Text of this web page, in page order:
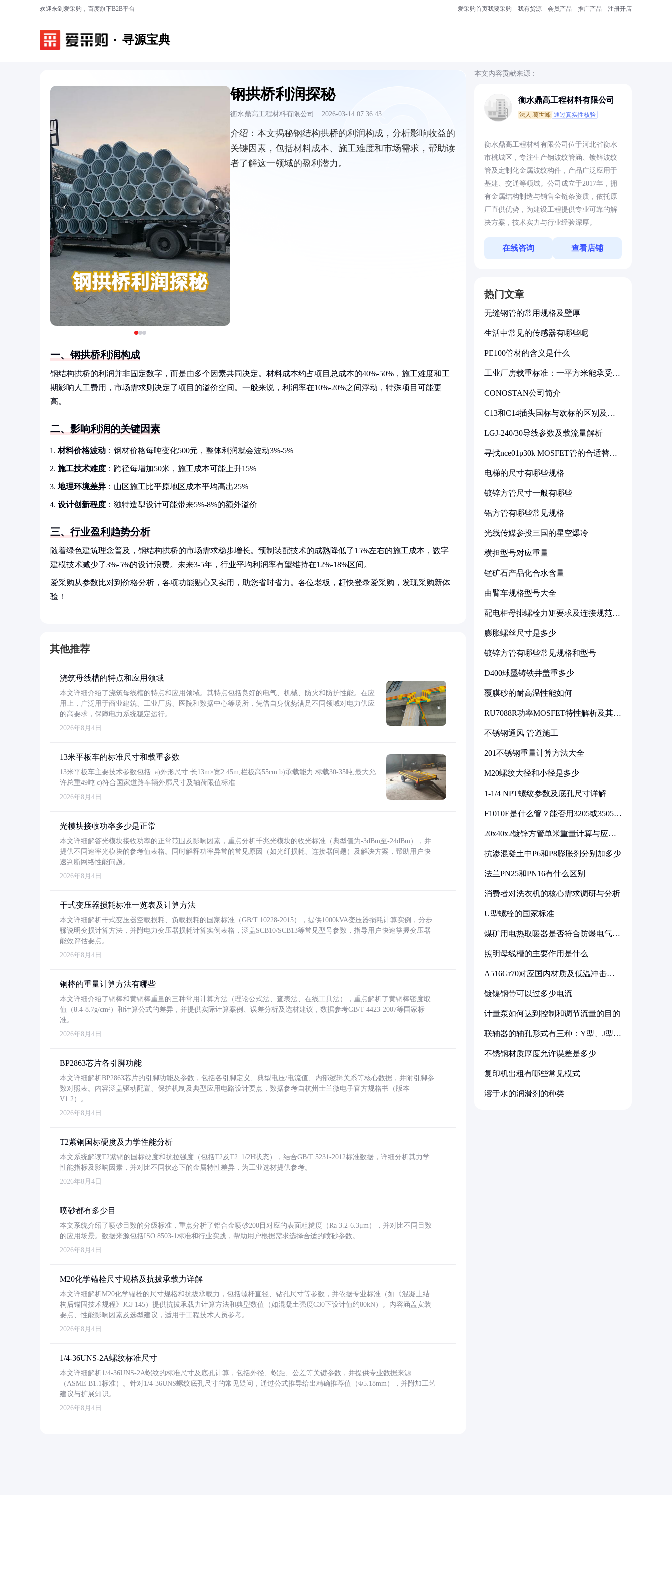
欢迎来到爱采购，百度旗下B2B平台 爱采购首页我要采购 我有货源 会员产品 推广产品 注册开店
寻源宝典
‹ ›
钢拱桥利润探秘
衡水鼎高工程材料有限公司 · 2026-03-14 07:36:43
介绍： 本文揭秘钢结构拱桥的利润构成，分析影响收益的
关键因素，包括材料成本、施工难度和市场需求，帮助读
者了解这一领域的盈利潜力。
一、钢拱桥利润构成
钢结构拱桥的利润并非固定数字，而是由多个因素共同决定。材料成本约占项目总成本的40%-50%，施工难度和工
期影响人工费用，市场需求则决定了项目的溢价空间。一般来说，利润率在10%-20%之间浮动，特殊项目可能更
高。
二、影响利润的关键因素
材料价格波动 ：钢材价格每吨变化500元，整体利润就会波动3%-5%
施工技术难度 ：跨径每增加50米，施工成本可能上升15%
地理环境差异 ：山区施工比平原地区成本平均高出25%
设计创新程度 ：独特造型设计可能带来5%-8%的额外溢价
三、行业盈利趋势分析
随着绿色建筑理念普及，钢结构拱桥的市场需求稳步增长。预制装配技术的成熟降低了15%左右的施工成本，数字
建模技术减少了3%-5%的设计浪费。未来3-5年，行业平均利润率有望维持在12%-18%区间。
爱采购从参数比对到价格分析，各项功能贴心又实用，助您省时省力。各位老板，赶快登录爱采购，发现采购新体
验！
其他推荐
浇筑母线槽的特点和应用领域
本文详细介绍了浇筑母线槽的特点和应用领域。其特点包括良好的电气、机械、防火和防护性能。在应
用上，广泛用于商业建筑、工业厂房、医院和数据中心等场所，凭借自身优势满足不同领域对电力供应
的高要求，保障电力系统稳定运行。
2026年8月4日
13米平板车的标准尺寸和载重参数
13米平板车主要技术参数包括: a)外形尺寸:长13m×宽2.45m,栏板高55cm b)承载能力:标载30-35吨,最大允
许总重49吨 c)符合国家道路车辆外廓尺寸及轴荷限值标准
2026年8月4日
光模块接收功率多少是正常
本文详细解答光模块接收功率的正常范围及影响因素，重点分析千兆光模块的收光标准（典型值为-3dBm至-24dBm），并
提供不同速率光模块的参考值表格。同时解释功率异常的常见原因（如光纤损耗、连接器问题）及解决方案，帮助用户快
速判断网络性能问题。
2026年8月4日
干式变压器损耗标准一览表及计算方法
本文详细解析干式变压器空载损耗、负载损耗的国家标准（GB/T 10228-2015），提供1000kVA变压器损耗计算实例，分步
骤说明变损计算方法，并附电力变压器损耗计算实例表格，涵盖SCB10/SCB13等常见型号参数，指导用户快速掌握变压器
能效评估要点。
2026年8月4日
铜棒的重量计算方法有哪些
本文详细介绍了铜棒和黄铜棒重量的三种常用计算方法（理论公式法、查表法、在线工具法），重点解析了黄铜棒密度取
值（8.4-8.7g/cm³）和计算公式的差异，并提供实际计算案例、误差分析及选材建议，数据参考GB/T 4423-2007等国家标
准。
2026年8月4日
BP2863芯片各引脚功能
本文详细解析BP2863芯片的引脚功能及参数，包括各引脚定义、典型电压/电流值、内部逻辑关系等核心数据，并附引脚参
数对照表。内容涵盖驱动配置、保护机制及典型应用电路设计要点，数据参考自杭州士兰微电子官方规格书（版本
V1.2）。
2026年8月4日
T2紫铜国标硬度及力学性能分析
本文系统解读T2紫铜的国标硬度和抗拉强度（包括T2及T2_1/2H状态），结合GB/T 5231-2012标准数据，详细分析其力学
性能指标及影响因素，并对比不同状态下的金属特性差异，为工业选材提供参考。
2026年8月4日
喷砂都有多少目
本文系统介绍了喷砂目数的分级标准，重点分析了铝合金喷砂200目对应的表面粗糙度（Ra 3.2-6.3μm），并对比不同目数
的应用场景。数据来源包括ISO 8503-1标准和行业实践，帮助用户根据需求选择合适的喷砂参数。
2026年8月4日
M20化学锚栓尺寸规格及抗拔承载力详解
本文详细解析M20化学锚栓的尺寸规格和抗拔承载力，包括螺杆直径、钻孔尺寸等参数，并依据专业标准（如《混凝土结
构后锚固技术规程》JGJ 145）提供抗拔承载力计算方法和典型数值（如混凝土强度C30下设计值约80kN）。内容涵盖安装
要点、性能影响因素及选型建议，适用于工程技术人员参考。
2026年8月4日
1/4-36UNS-2A螺纹标准尺寸
本文详细解析1/4-36UNS-2A螺纹的标准尺寸及底孔计算，包括外径、螺距、公差等关键参数，并提供专业数据来源
（ASME B1.1标准）。针对1/4-36UNS螺纹底孔尺寸的常见疑问，通过公式推导给出精确推荐值（Φ5.18mm），并附加工艺
建议与扩展知识。
2026年8月4日
本文内容贡献来源：
衡水鼎高工程材料有限公司
法人:葛世峰 通过真实性核验
衡水鼎高工程材料有限公司位于河北省衡水
市桃城区，专注生产钢波纹管涵、镀锌波纹
管及定制化金属波纹构件，产品广泛应用于
基建、交通等领域。公司成立于2017年，拥
有金属结构制造与销售全链条资质，依托原
厂直供优势，为建设工程提供专业可靠的解
决方案，技术实力与行业经验深厚。
在线咨询 查看店铺
热门文章
无缝钢管的常用规格及壁厚
生活中常见的传感器有哪些呢
PE100管材的含义是什么
工业厂房载重标准：一平方米能承受多
CONOSTAN公司简介
C13和C14插头国标与欧标的区别及其
LGJ-240/30导线参数及载流量解析
寻找nce01p30k MOSFET管的合适替代
电梯的尺寸有哪些规格
镀锌方管尺寸一般有哪些
铝方管有哪些常见规格
光线传媒参投三国的星空爆冷
横担型号对应重量
锰矿石产品化合水含量
曲臂车规格型号大全
配电柜母排螺栓力矩要求及连接规范详
膨胀螺丝尺寸是多少
镀锌方管有哪些常见规格和型号
D400球墨铸铁井盖重多少
覆膜砂的耐高温性能如何
RU7088R功率MOSFET特性解析及其在
不锈钢通风 管道施工
201不锈钢重量计算方法大全
M20螺纹大径和小径是多少
1-1/4 NPT螺纹参数及底孔尺寸详解
F1010E是什么管？能否用3205或3505代
20x40x2镀锌方管单米重量计算与应用
抗渗混凝土中P6和P8膨胀剂分别加多少
法兰PN25和PN16有什么区别
消费者对洗衣机的核心需求调研与分析
U型螺栓的国家标准
煤矿用电热取暖器是否符合防爆电气设
照明母线槽的主要作用是什么
A516Gr70对应国内材质及低温冲击要
镀镍钢带可以过多少电流
计量泵如何达到控制和调节流量的目的
联轴器的轴孔形式有三种：Y型、J型、
不锈钢材质厚度允许误差是多少
复印机出租有哪些常见模式
溶于水的润滑剂的种类